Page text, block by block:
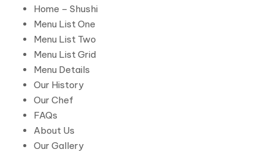
Home – Shushi
Menu List One
Menu List Two
Menu List Grid
Menu Details
Our History
Our Chef
FAQs
About Us
Our Gallery